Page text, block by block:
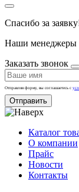
Спасибо за
Наши менеджеры
Заказать звонок
Отправляя форму, вы соглашаетесь с
Отправить
Каталог
О компании
Прайс
Новости
Контакты